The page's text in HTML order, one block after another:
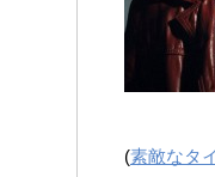
(素敵なタ